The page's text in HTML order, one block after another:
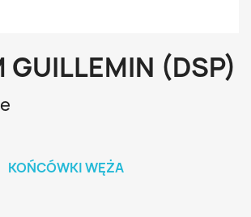
GUILLEMIN (DSP)
KOŃCÓWKI WĘŻA